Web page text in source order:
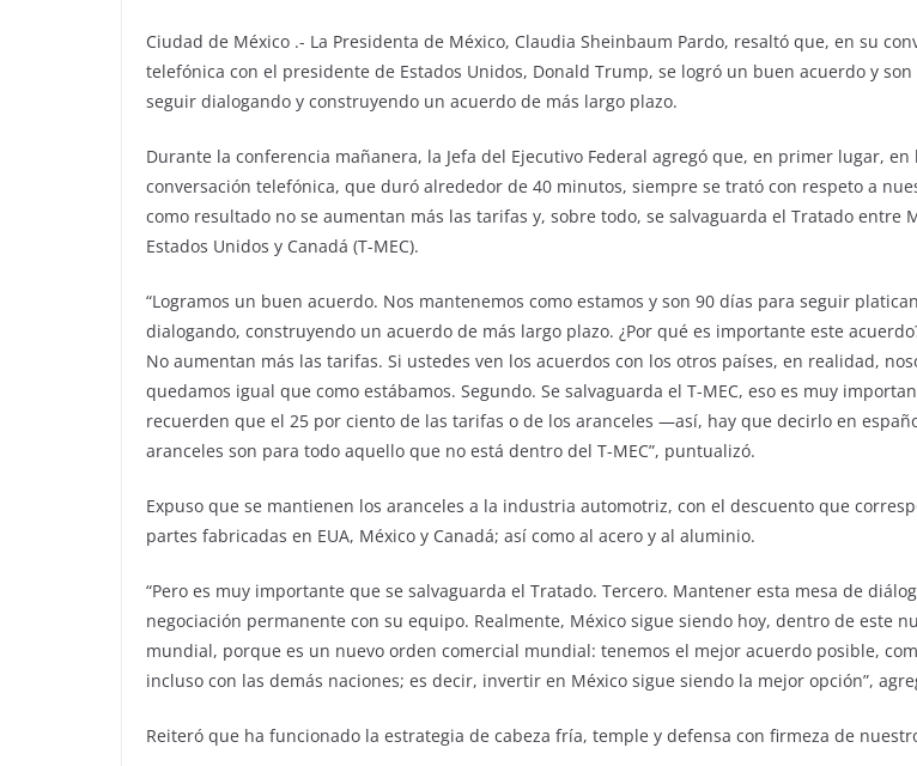
Ciudad de México .- La Presidenta de México, Claudia Sheinbaum Pardo, resaltó que, en su
telefónica con el presidente de Estados Unidos, Donald Trump, se logró un buen acuerdo y son
seguir dialogando y construyendo un acuerdo de más largo plazo.
Durante la conferencia mañanera, la Jefa del Ejecutivo Federal agregó que, en primer lugar, en
conversación telefónica, que duró alrededor de 40 minutos, siempre se trató con respeto a
como resultado no se aumentan más las tarifas y, sobre todo, se salvaguarda el Tratado entre
Estados Unidos y Canadá (T-MEC).
“Logramos un buen acuerdo. Nos mantenemos como estamos y son 90 días para seguir
dialogando, construyendo un acuerdo de más largo plazo. ¿Por qué es importante este
No aumentan más las tarifas. Si ustedes ven los acuerdos con los otros países, en realidad,
quedamos igual que como estábamos. Segundo. Se salvaguarda el T-MEC, eso es muy
recuerden que el 25 por ciento de las tarifas o de los aranceles —así, hay que decirlo en
aranceles son para todo aquello que no está dentro del T-MEC”, puntualizó.
Expuso que se mantienen los aranceles a la industria automotriz, con el descuento que
partes fabricadas en EUA, México y Canadá; así como al acero y al aluminio.
“Pero es muy importante que se salvaguarda el Tratado. Tercero. Mantener esta mesa de
negociación permanente con su equipo. Realmente, México sigue siendo hoy, dentro de este
mundial, porque es un nuevo orden comercial mundial: tenemos el mejor acuerdo posible,
incluso con las demás naciones; es decir, invertir en México sigue siendo la mejor opción”,
Reiteró que ha funcionado la estrategia de cabeza fría, temple y defensa con firmeza de